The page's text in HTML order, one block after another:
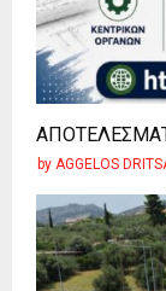
by AGGELOS